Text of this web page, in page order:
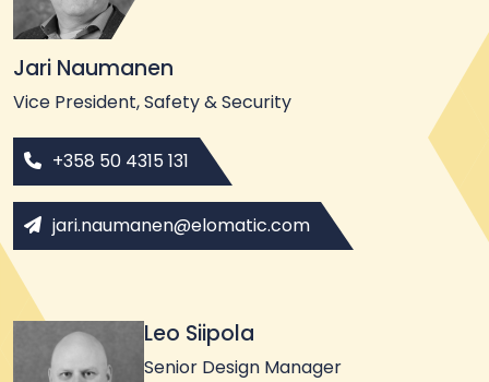
Jari Naumanen
Vice President, Safety & Security
+358 50 4315 131
jari.naumanen@elomatic.com
Leo Siipola
Senior Design Manager